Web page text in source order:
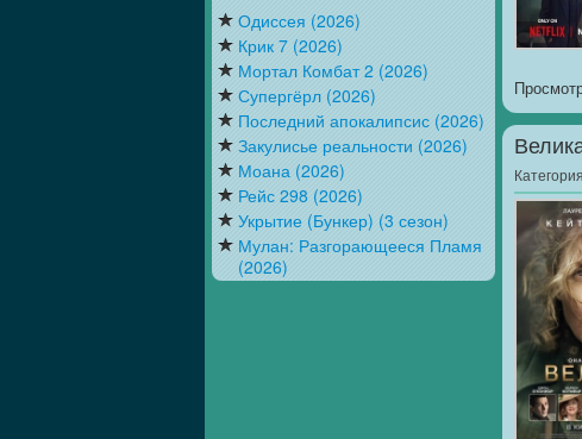
Одиссея (2026)
Крик 7 (2026)
Мортал Комбат 2 (2026)
Супергёрл (2026)
Последний апокалипсис (2026)
Закулисье реальности (2026)
Моана (2026)
Рейс 298 (2026)
Укрытие (Бункер) (3 сезон)
Мулан: Разгорающееся Пламя
(2026)